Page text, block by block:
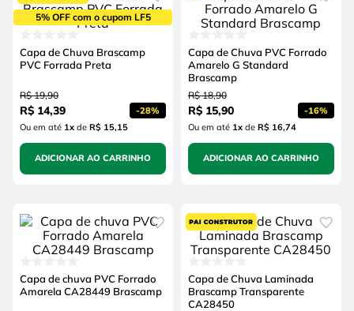
5% OFF com o cupom LF5
Capa de Chuva Brascamp
PVC Forrada Preta
R$ 19,90
R$ 14,39 -28%
Ou em até 1xde R$ 15,15
ADICIONAR AO CARRINHO
Capa de Chuva PVC Forrado
Amarelo G Standard
Brascamp
R$ 18,90
R$ 15,90 -16%
Ou em até 1xde R$ 16,74
ADICIONAR AO CARRINHO
Capa de chuva PVC Forrado
Amarela CA28449 Brascamp
Capa de Chuva Laminada
Brascamp Transparente
CA28450